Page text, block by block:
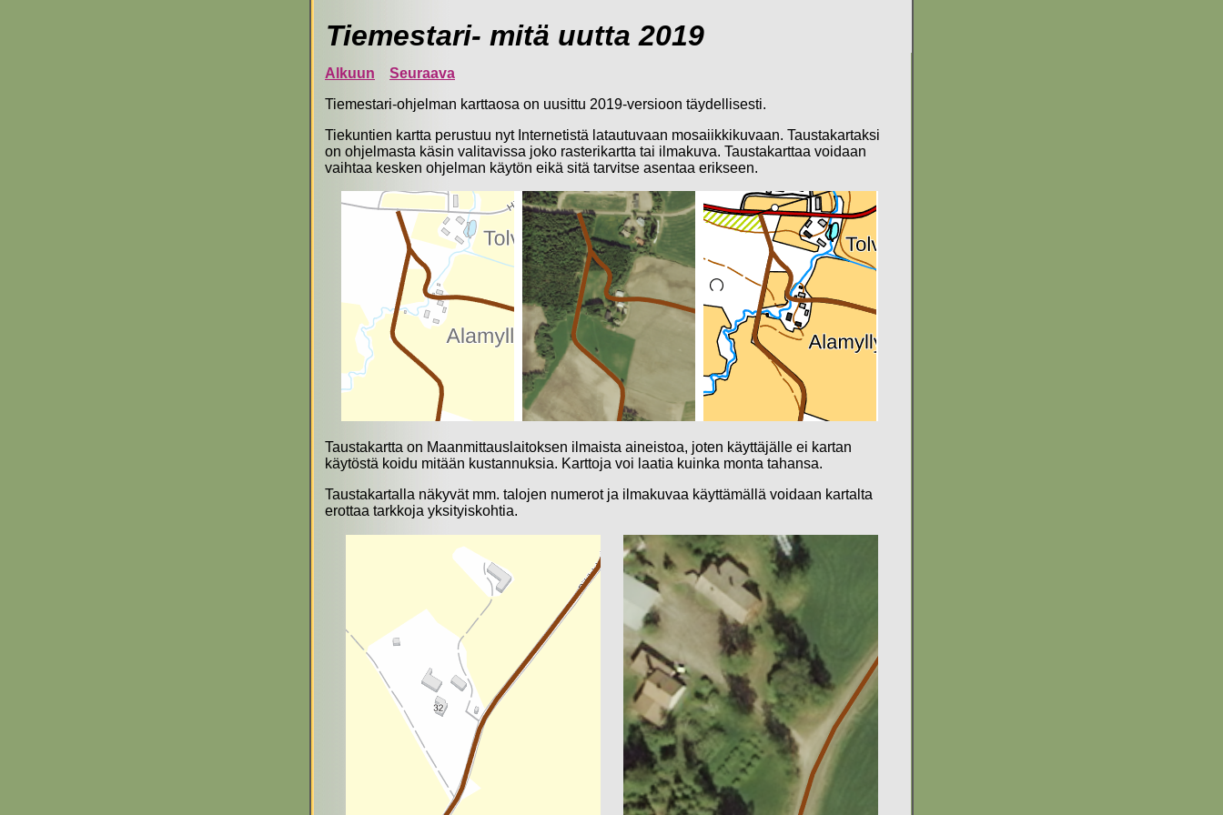
Tiemestari- mitä uutta 2019
Alkuun
Seuraava
Tiemestari-ohjelman karttaosa on uusittu 2019-versioon täydellisesti.
Tiekuntien kartta perustuu nyt Internetistä latautuvaan mosaiikkikuvaan. Taustakartaksi
on ohjelmasta käsin valitavissa joko rasterikartta tai ilmakuva. Taustakarttaa voidaan
vaihtaa kesken ohjelman käytön eikä sitä tarvitse asentaa erikseen.
Taustakartta on Maanmittauslaitoksen ilmaista aineistoa, joten käyttäjälle ei kartan
käytöstä koidu mitään kustannuksia. Karttoja voi laatia kuinka monta tahansa.
Taustakartalla näkyvät mm. talojen numerot ja ilmakuvaa käyttämällä voidaan kartalta
erottaa tarkkoja yksityiskohtia.